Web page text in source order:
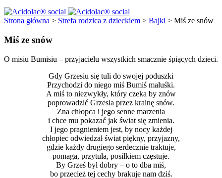
Strona główna > Strefa rodzica z dzieckiem > Bajki > Miś ze snów
Miś ze snów
O misiu Bumisiu – przyjacielu wszystkich smacznie śpiących dzieci.
Gdy Grzesiu się tuli do swojej poduszki
Przychodzi do niego miś Bumiś maluśki.
A miś to niezwykły, który czeka by znów
poprowadzić Grzesia przez krainę snów.
Zna chłopca i jego senne marzenia
i chce mu pokazać jak świat się zmienia.
I jego pragnieniem jest, by nocy każdej
chłopiec odwiedzał świat piękny, przyjazny,
gdzie każdy drugiego serdecznie traktuje,
pomaga, przytula, posiłkiem częstuje.
By Grześ był dobry – o to dba miś,
bo przecież tej cechy brakuje nam dziś.